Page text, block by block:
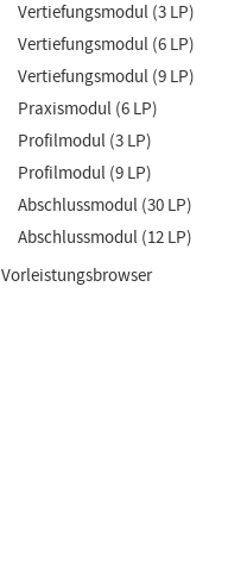
Vertiefungsmodul (3 LP)
Vertiefungsmodul (6 LP)
Vertiefungsmodul (9 LP)
Praxismodul (6 LP)
Profilmodul (3 LP)
Profilmodul (9 LP)
Abschlussmodul (30 LP)
Abschlussmodul (12 LP)
Vorleistungsbrowser